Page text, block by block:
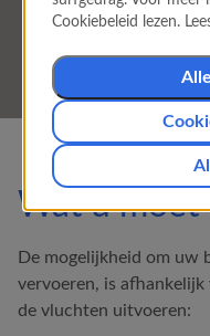
Wat u moet
De mogelijkheid om uw
vervoeren, is
de vluchten uitvoeren:
Cookiebeleid lezen.